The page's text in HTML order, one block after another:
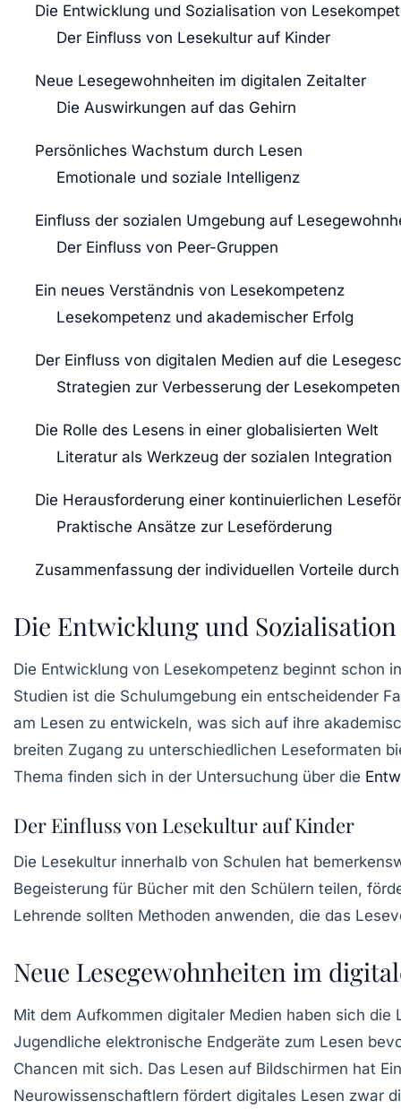
Die Entwicklung und Sozialisation von
Der Einfluss von Lesekultur auf Kinder
Neue Lesegewohnheiten im digitalen Zeitalter
Die Auswirkungen auf das Gehirn
Persönliches Wachstum durch Lesen
Emotionale und soziale Intelligenz
Einfluss der sozialen Umgebung auf
Der Einfluss von Peer-Gruppen
Ein neues Verständnis von Lesekompetenz
Lesekompetenz und akademischer Erfolg
Der Einfluss von digitalen Medien auf die
Strategien zur Verbesserung der
Die Rolle des Lesens in einer globalisierten Welt
Literatur als Werkzeug der sozialen Integration
Die Herausforderung einer kontinuierlichen
Praktische Ansätze zur Leseförderung
Zusammenfassung der individuellen Vorteile
Die Entwicklung und
Die Entwicklung von Lesekompetenz beginnt schon
Studien ist die Schulumgebung ein entscheidender
am Lesen zu entwickeln, was sich auf ihre
breiten Zugang zu unterschiedlichen Leseformaten
Thema finden sich in der Untersuchung über die
Der Einfluss von Lesekultur auf Kinder
Die Lesekultur innerhalb von Schulen hat
Begeisterung für Bücher mit den Schülern teilen,
Lehrende sollten Methoden anwenden, die das
Neue Lesegewohnheiten im
Mit dem Aufkommen digitaler Medien haben sich
Jugendliche elektronische Endgeräte zum Lesen
Chancen mit sich. Das Lesen auf Bildschirmen hat
Neurowissenschaftlern fördert digitales Lesen zwar